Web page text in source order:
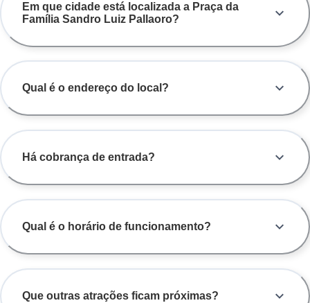
Em que cidade está localizada a Praça da
Família Sandro Luiz Pallaoro?
Qual é o endereço do local?
Há cobrança de entrada?
Qual é o horário de funcionamento?
Que outras atrações ficam próximas?